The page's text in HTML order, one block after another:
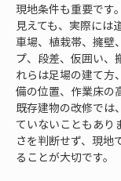
現地条件も重要です
見えても、実際には
車場、植栽帯、擁壁
プ、段差、仮囲い、
れらは足場の建て方
備の位置、作業床の
既存建物の改修では
ていないこともあり
さを判断せず、現地
ることが大切です。